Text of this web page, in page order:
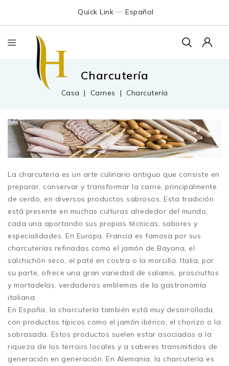
Español
Quick Link
Charcutería
Casa Carnes Charcutería
La charcutería es un arte culinario antiguo que consiste en
preparar, conservar y transformar la carne, principalmente
de cerdo, en diversos productos sabrosos. Esta tradición
está presente en muchas culturas alrededor del mundo,
cada una aportando sus propias técnicas, sabores y
especialidades. En Europa, Francia es famosa por sus
charcuterías refinadas como el jamón de Bayona, el
salchichón seco, el paté en costra o la morcilla. Italia, por
su parte, ofrece una gran variedad de salamis, prosciuttos
y mortadelas, verdaderos emblemas de la gastronomía
italiana.
En España, la charcutería también está muy desarrollada,
con productos típicos como el jamón ibérico, el chorizo o la
sobrasada. Estos productos suelen estar asociados a la
riqueza de los terroirs locales y a saberes transmitidos de
generación en generación. En Alemania, la charcutería es